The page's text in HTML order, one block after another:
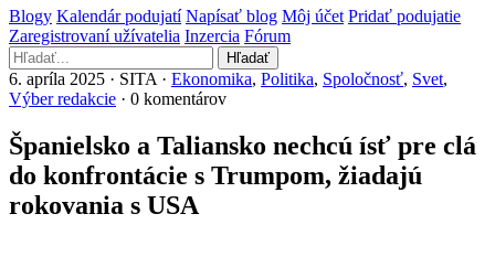
Blogy Kalendár podujatí Napísať blog Môj účet Pridať podujatie
Zaregistrovaní užívatelia Inzercia Fórum
Hľadať
6. apríla 2025 · SITA · Ekonomika, Politika, Spoločnosť, Svet,
Výber redakcie · 0 komentárov
Španielsko a Taliansko nechcú ísť pre clá
do konfrontácie s Trumpom, žiadajú
rokovania s USA